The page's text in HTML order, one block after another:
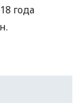
года